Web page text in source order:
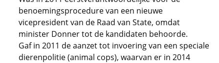
benoemingsprocedure van een nieuwe
vicepresident van de Raad van State, omdat
minister Donner tot de kandidaten behoorde.
Gaf in 2011 de aanzet tot invoering van een speciale
dierenpolitie (animal cops), waarvan er in 2014